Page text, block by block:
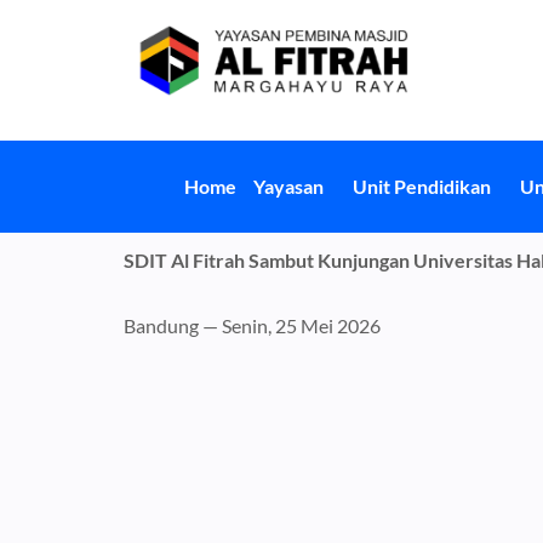
Home Yayasan Unit Pendidikan
SDIT Al Fitrah Sambut Kunjungan Universitas
Bandung — Senin, 25 Mei 2026